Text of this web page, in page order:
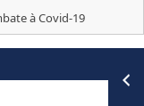
à Covid-19